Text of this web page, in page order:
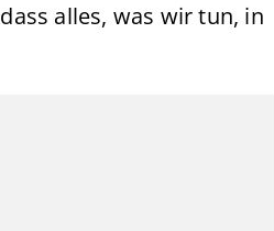
alles, was wir tun, in